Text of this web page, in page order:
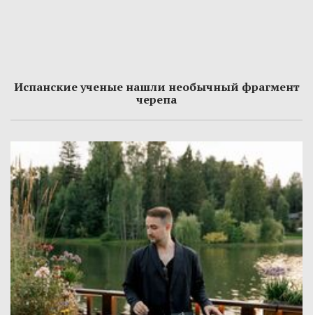
Испанские ученые нашли необычный фрагмент
черепа